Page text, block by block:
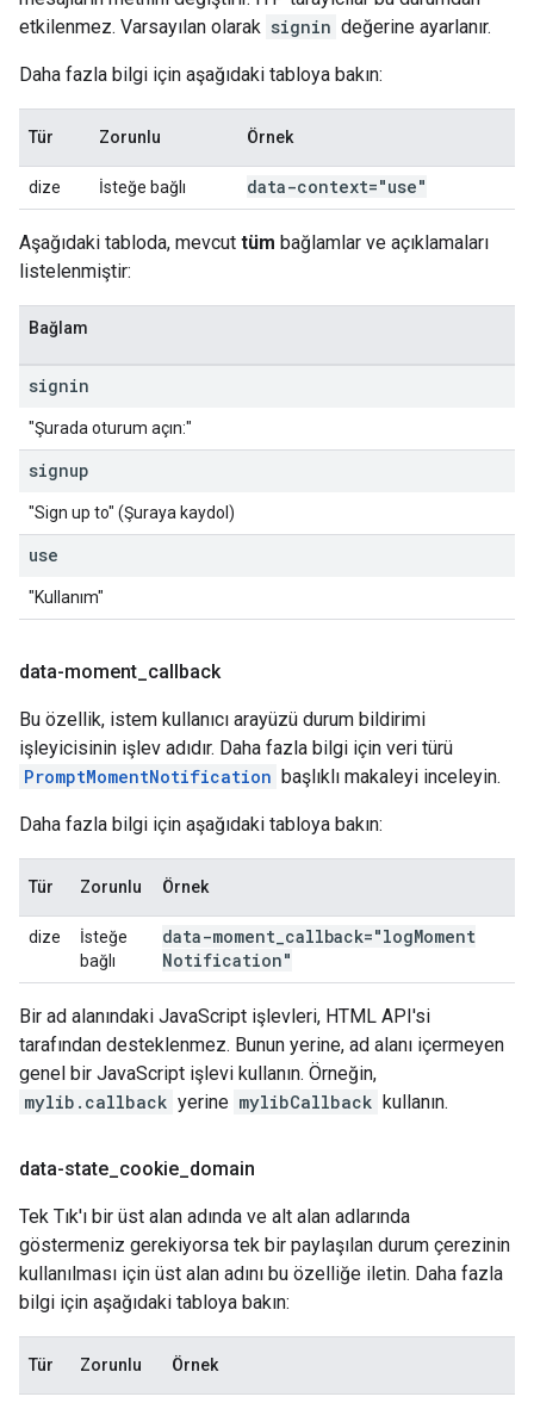
etkilenmez. Varsayılan olarak signin değerine ayarlanır.
Daha fazla bilgi için aşağıdaki tabloya bakın:
Tür Zorunlu Örnek
dize İsteğe bağlı data-context="use"
Aşağıdaki tabloda, mevcut tüm bağlamlar ve açıklamaları
listelenmiştir:
Bağlam
signin
"Şurada oturum açın:"
signup
"Sign up to" (Şuraya kaydol)
use
"Kullanım"
data-moment callback
Bu özellik, istem kullanıcı arayüzü durum bildirimi
işleyicisinin işlev adıdır. Daha fazla bilgi için veri türü
PromptMomentNotification başlıklı makaleyi inceleyin.
Daha fazla bilgi için aşağıdaki tabloya bakın:
Tür Zorunlu Örnek
dize
İsteğe
bağlı
data-moment callback="logMoment
Notification"
Bir ad alanındaki JavaScript işlevleri, HTML API'si
tarafından desteklenmez. Bunun yerine, ad alanı içermeyen
genel bir JavaScript işlevi kullanın. Örneğin,
mylib.callback yerine mylibCallback kullanın.
data-state cookie domain
Tek Tık'ı bir üst alan adında ve alt alan adlarında
göstermeniz gerekiyorsa tek bir paylaşılan durum çerezinin
kullanılması için üst alan adını bu özelliğe iletin. Daha fazla
bilgi için aşağıdaki tabloya bakın:
Tür Zorunlu Örnek